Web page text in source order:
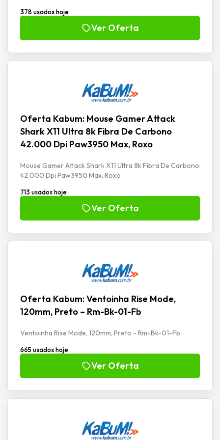
378 usados hoje
Ver Oferta
Oferta Kabum: Mouse Gamer Attack
Shark X11 Ultra 8k Fibra De Carbono
42.000 Dpi Paw3950 Max, Roxo
Mouse Gamer Attack Shark X11 Ultra 8k Fibra De Carbono
42.000 Dpi Paw3950 Max, Roxo
713 usados hoje
Ver Oferta
Oferta Kabum: Ventoinha Rise Mode,
120mm, Preto – Rm-Bk-01-Fb
Ventoinha Rise Mode, 120mm, Preto - Rm-Bk-01-Fb
665 usados hoje
Ver Oferta